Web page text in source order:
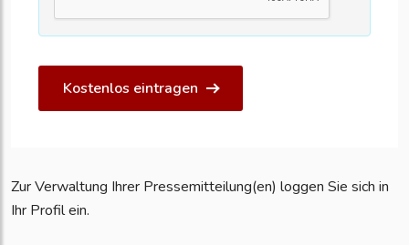
Kostenlos eintragen
Zur Verwaltung Ihrer Pressemitteilung(en) loggen Sie sich in
Ihr Profil ein.